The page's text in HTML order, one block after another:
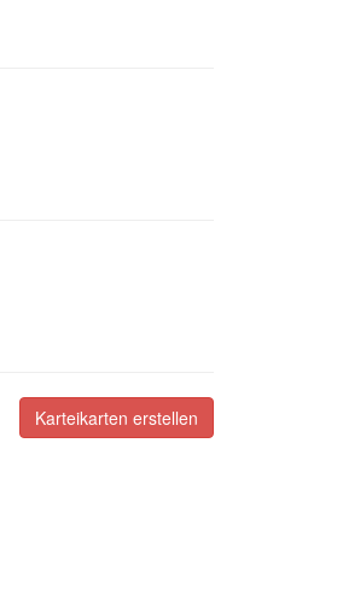
Karteikarten erstellen